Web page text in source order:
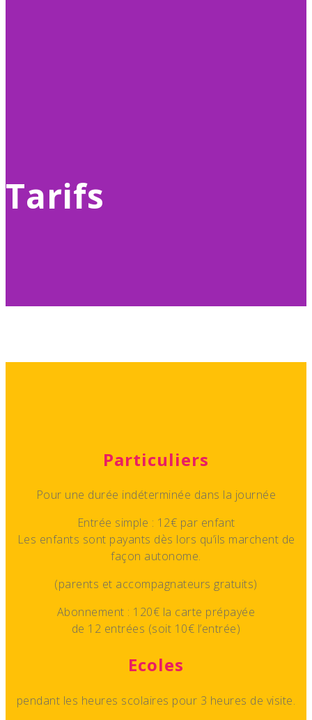
Tarifs
Particuliers
Pour une durée indéterminée dans la journée
Entrée simple : 12€ par enfant
Les enfants sont payants dès lors qu’ils marchent de
façon autonome.
(parents et accompagnateurs gratuits)
Abonnement : 120€ la carte prépayée
de 12 entrées (soit 10€ l’entrée)
Ecoles
pendant les heures scolaires pour 3 heures de visite.